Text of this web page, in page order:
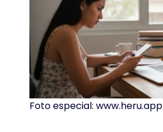
Foto especial: www.heru.app